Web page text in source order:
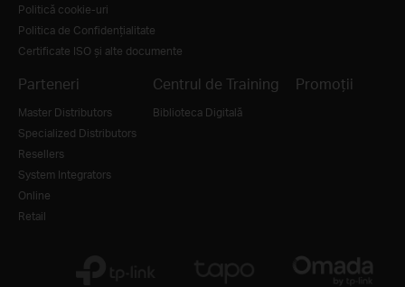
Politică cookie-uri
Politica de Confidențialitate
Certificate ISO și alte documente
Parteneri
Master Distributors
Specialized Distributors
Resellers
System Integrators
Online
Retail
Centrul de Training
Biblioteca Digitală
Promoții